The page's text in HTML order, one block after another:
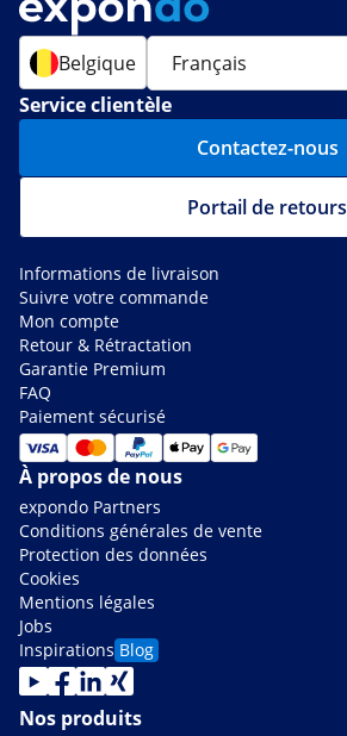
Belgique
Service clientèle
Contactez-nous
Portail de retours
Informations de livraison
Suivre votre commande
Mon compte
Retour & Rétractation
Garantie Premium
FAQ
Paiement sécurisé
À propos de nous
expondo Partners
Conditions générales de vente
Protection des données
Cookies
Mentions légales
Jobs
Inspirations Blog
Nos produits